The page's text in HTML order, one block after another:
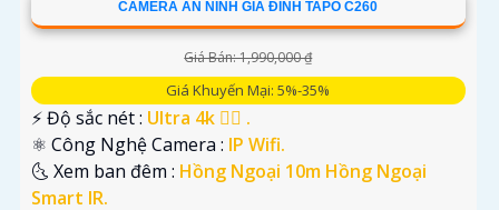
CAMERA AN NINH GIA ĐÌNH TAPO C260
Giá Bán: 1,990,000 ₫
Giá Khuyến Mại: 5%-35%
️⚡ Độ sắc nét : Ultra 4k 👍🏾 .
⚛️ Công Nghệ Camera : IP Wifi.
🌜 Xem ban đêm : Hồng Ngoại 10m Hồng Ngoại
Smart IR.